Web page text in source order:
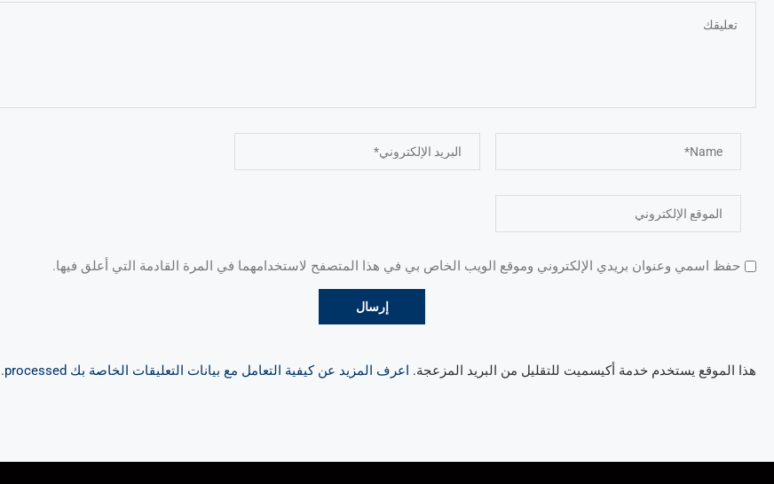
حفظ اسمي وعنوان بريدي الإلكتروني وموقع الويب الخاص بي في هذا المتصفح لاستخدامهما في المرة القادمة التي أعلق فيها.
هذا الموقع يستخدم خدمة أكيسميت للتقليل من البريد المزعجة. اعرف المزيد عن كيفية التعامل مع بيانات التعليقات الخاصة بك processed .